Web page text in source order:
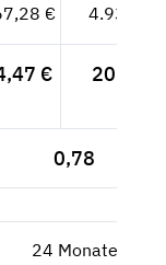
€ 4.930,49
€ 205,44
0,78
24 Monate